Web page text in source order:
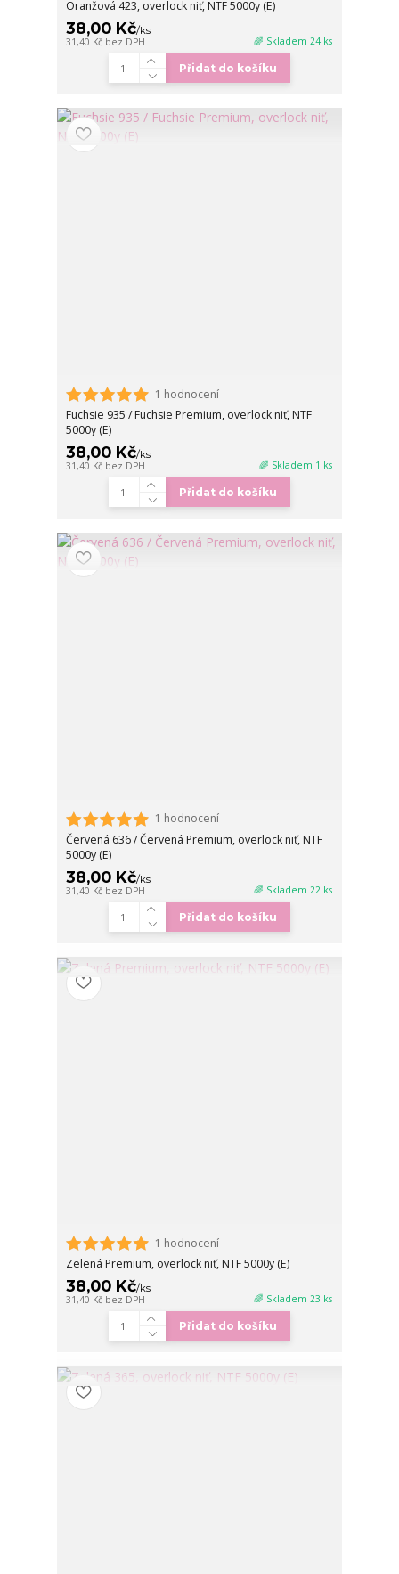
Oranžová 423, overlock niť, NTF 5000y (E)
38,00 Kč/ks
31,40 Kč bez DPH 🌈 Skladem 24 ks
Přidat do košíku
1 hodnocení
Fuchsie 935 / Fuchsie Premium, overlock niť, NTF
5000y (E)
38,00 Kč/ks
31,40 Kč bez DPH 🌈 Skladem 1 ks
Přidat do košíku
1 hodnocení
Červená 636 / Červená Premium, overlock niť, NTF
5000y (E)
38,00 Kč/ks
31,40 Kč bez DPH 🌈 Skladem 22 ks
Přidat do košíku
1 hodnocení
Zelená Premium, overlock niť, NTF 5000y (E)
38,00 Kč/ks
31,40 Kč bez DPH 🌈 Skladem 23 ks
Přidat do košíku